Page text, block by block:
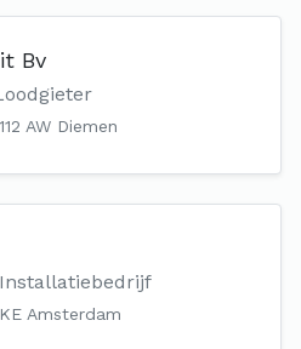
Bv
AW Diemen
Installatiebedrijf
Amsterdam